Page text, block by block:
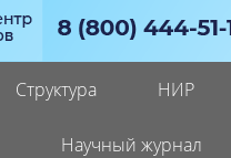
Структура НИР
Научный журнал